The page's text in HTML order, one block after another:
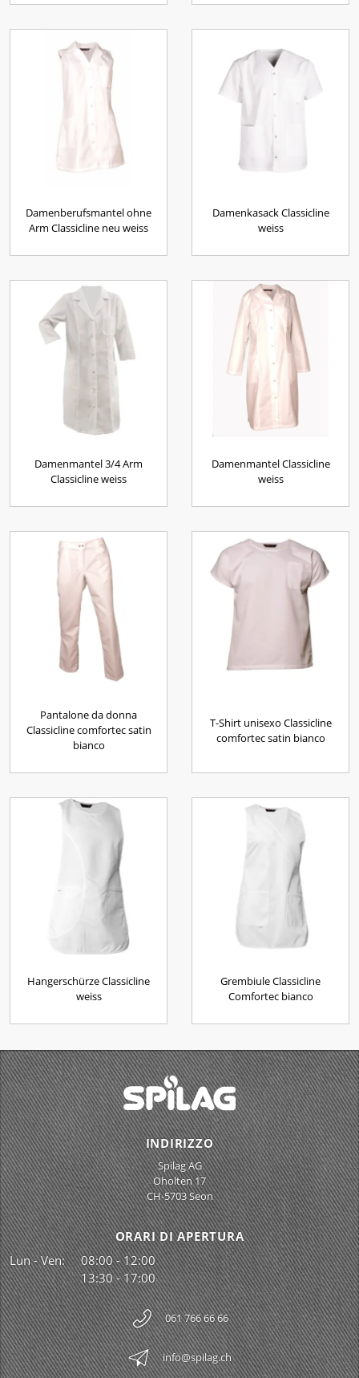
Damenberufsmantel ohne
Arm Classicline neu weiss
Damenkasack Classicline
weiss
Damenmantel 3/4 Arm
Classicline weiss
Damenmantel Classicline
weiss
Pantalone da donna
Classicline comfortec satin
bianco
T-Shirt unisexo Classicline
comfortec satin bianco
Hangerschürze Classicline
weiss
Grembiule Classicline
Comfortec bianco
INDIRIZZO
Spilag AG
Oholten 17
CH-5703 Seon
ORARI DI APERTURA
Lun - Ven:
08:00 - 12:00
13:30 - 17:00
061 766 66 66
info@spilag.ch